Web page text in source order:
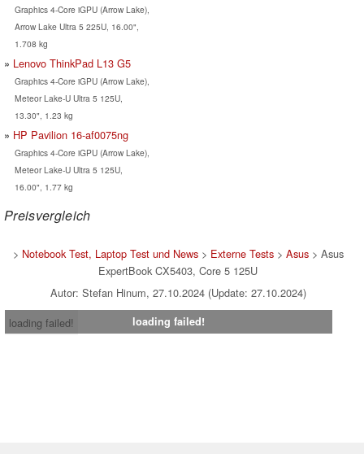
Graphics 4-Core iGPU (Arrow Lake),
Arrow Lake Ultra 5 225U, 16.00",
1.708 kg
Lenovo ThinkPad L13 G5
Graphics 4-Core iGPU (Arrow Lake),
Meteor Lake-U Ultra 5 125U,
13.30", 1.23 kg
HP Pavilion 16-af0075ng
Graphics 4-Core iGPU (Arrow Lake),
Meteor Lake-U Ultra 5 125U,
16.00", 1.77 kg
Preisvergleich
> Notebook Test, Laptop Test und News> Externe Tests> Asus> Asus
ExpertBook CX5403, Core 5 125U
Autor: Stefan Hinum, 27.10.2024 (Update: 27.10.2024)
loading failed!
loading failed!